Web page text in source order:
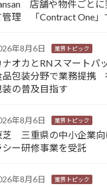
店舗や物件ごとに
管理 「Contract One」
年8月6日 業界トピック
ナオカとRNスマートパ
品包装分野で業務提携
装の普及目指す
年8月6日 業界トピック
芝 三重県の中小企業向
シー研修事業を受託
年8月6日 業界トピック